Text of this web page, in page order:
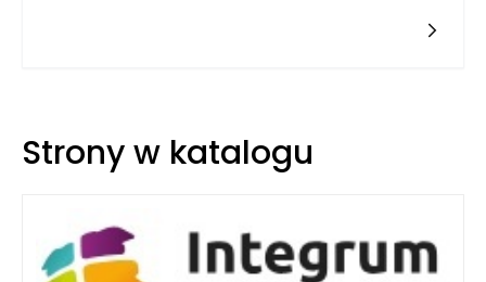
charakterem mają w sobie duszę, co czyni je
niepowtarzalnymi.
Strony w katalogu